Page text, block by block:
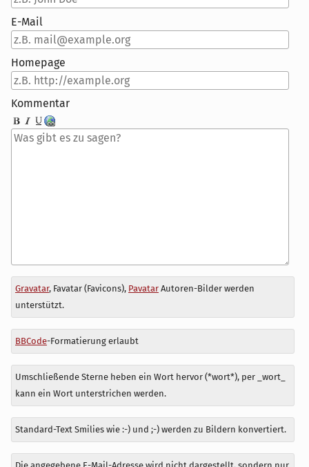
E-Mail
Homepage
Kommentar
Antwort
zu
Gravatar, Favatar (Favicons), PavatarAutoren-Bilder werden
unterstützt.
BBCode-Formatierung erlaubt
Umschließende Sterne heben ein Wort hervor (*wort*), per _wort_
kann ein Wort unterstrichen werden.
Standard-Text Smilies wie :-) und ;-) werden zu Bildern konvertiert.